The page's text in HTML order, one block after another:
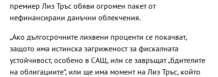
премиер Лиз Тръс обяви огромен пакет от
нефинансирани данъчни облекчения.
„Ако дългосрочните лихвени проценти се покачват,
защото има истинска загриженост за фискалната
устойчивост, особено в САЩ, или се завръщат „бдителите
на облигациите“, или ще има момент на Лиз Тръс, който